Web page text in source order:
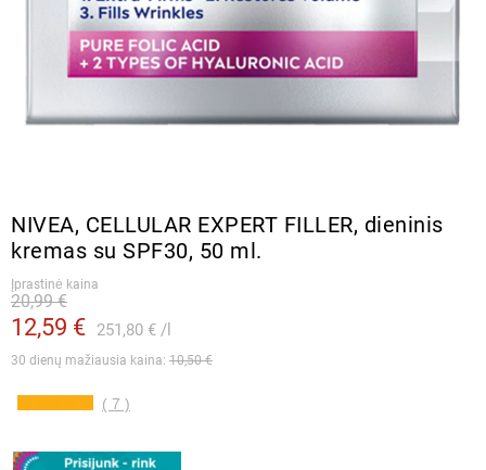
NIVEA, CELLULAR EXPERT FILLER, dieninis
kremas su SPF30, 50 ml.
Įprastinė kaina
12,59 € 251,80 €
20,99 €
30 dienų mažiausia kaina: 10,50 €
( 7 )